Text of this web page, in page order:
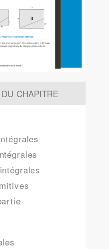
CHAPITRE